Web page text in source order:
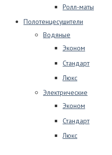
Ролл-маты
Полотенцесушители
Водяные
Эконом
Стандарт
Люкс
Электрические
Эконом
Стандарт
Люкс